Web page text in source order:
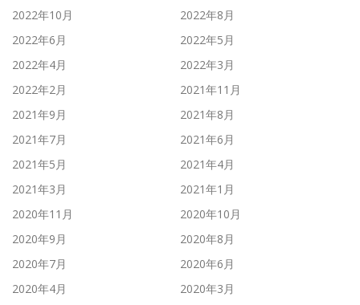
2022年10月
2022年8月
2022年6月
2022年5月
2022年4月
2022年3月
2022年2月
2021年11月
2021年9月
2021年8月
2021年7月
2021年6月
2021年5月
2021年4月
2021年3月
2021年1月
2020年11月
2020年10月
2020年9月
2020年8月
2020年7月
2020年6月
2020年4月
2020年3月